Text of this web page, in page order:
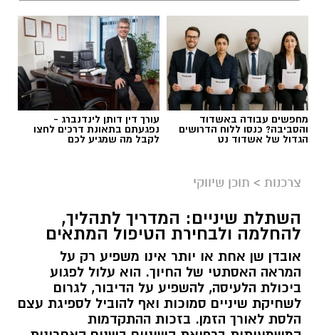
מחפשים עבודה באשדוד
והסביבה? כנסו ללוח הדרושים
הגדול של אשדוד נט
עורך דין דותן לינדנברג -
נפגעתם בתאונת דרכים לחצו
לקבל מה שמגיע לכם
צרכנות > תוכן שיווקי
השתלת שיניים: המדריך לתהליך,
להחלמה ולבחירת הטיפול המתאים
אובדן שן אחת או יותר אינו משפיע רק על
המראה האסתטי של החיוך. הוא עלול לפגוע
ביכולת הלעיסה, להשפיע על הדיבור, לגרום
לשחיקת שיניים סמוכות ואף להוביל לספיגת עצם
הלסת לאורך הזמן. בזכות ההתקדמות